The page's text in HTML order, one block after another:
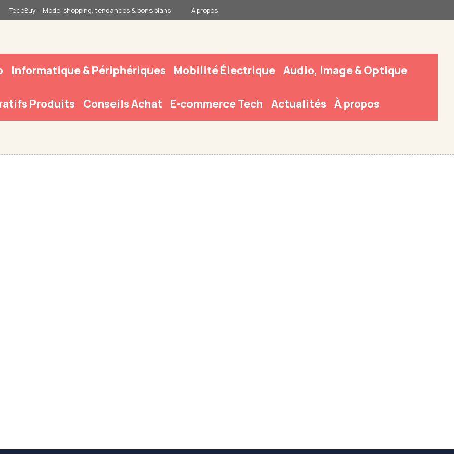
TecoBuy – Mode, shopping, tendances & bons plans À propos
Informatique & Périphériques Mobilité Électrique Audio, Image & Optique
Produits Conseils Achat E-commerce Tech Actualités À propos